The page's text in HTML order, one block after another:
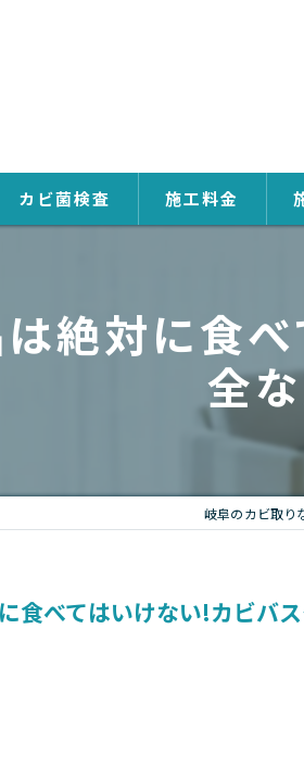
カビ菌検査 施工料金
絶対に食
全
岐阜のカビ取り
食べてはいけない!カビバ